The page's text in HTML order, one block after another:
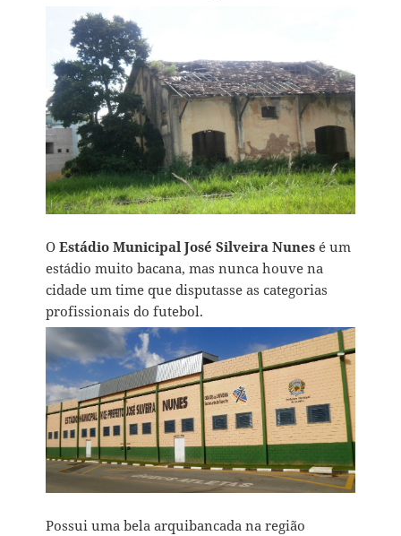
OEstádio Municipal José Silveira Nunes é um
estádio muito bacana, mas nunca houve na
cidade um time que disputasse as categorias
profissionais do futebol.
Possui uma bela arquibancada na região